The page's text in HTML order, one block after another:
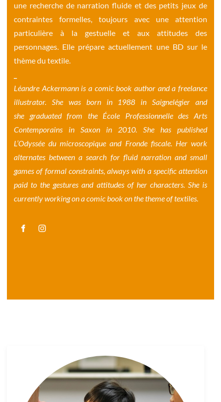
une recherche de narration fluide et des petits jeux de
contraintes formelles, toujours avec une attention
particulière à la gestuelle et aux attitudes des
personnages. Elle prépare actuellement une BD sur le
thème du textile.
Léandre Ackermann is a comic book author and a freelance
illustrator. She was born in 1988 in Saignelégier and
she graduated from the École Professionnelle des Arts
Contemporains in Saxon in 2010. She has published
L’Odyssée du microscopique and Fronde fiscale. Her work
alternates between a search for fluid narration and small
games of formal constraints, always with a specific attention
paid to the gestures and attitudes of her characters. She is
currently working on a comic book on the theme of textiles.